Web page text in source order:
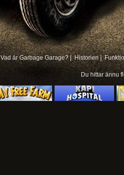
Vad är Garbage Garage? | Historien |
Du hittar ännu